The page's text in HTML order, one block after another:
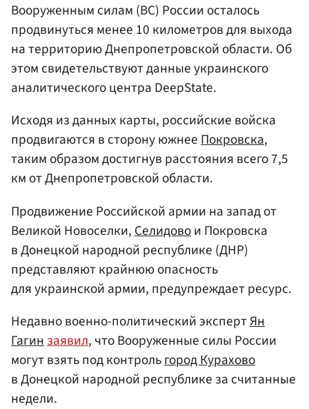
Вооруженным силам (ВС) России осталось
продвинуться менее 10 километров для выхода
на территорию Днепропетровской области. Об
этом свидетельствуют данные украинского
аналитического центра DeepState.
Исходя из данных карты, российские войска
продвигаются в сторону южнееПокровска,
таким образом достигнув расстояния всего 7,5
км от Днепропетровской области.
Продвижение Российской армии на запад от
Великой Новоселки, Селидовои Покровска
в Донецкой народной республике (ДНР)
представляют крайнюю опасность
для украинской армии, предупреждает ресурс.
Недавно военно-политический экспертЯн
Гагинзаявил, что Вооруженные силы России
могут взять под контрольгород Курахово
в Донецкой народной республике за считанные
недели.